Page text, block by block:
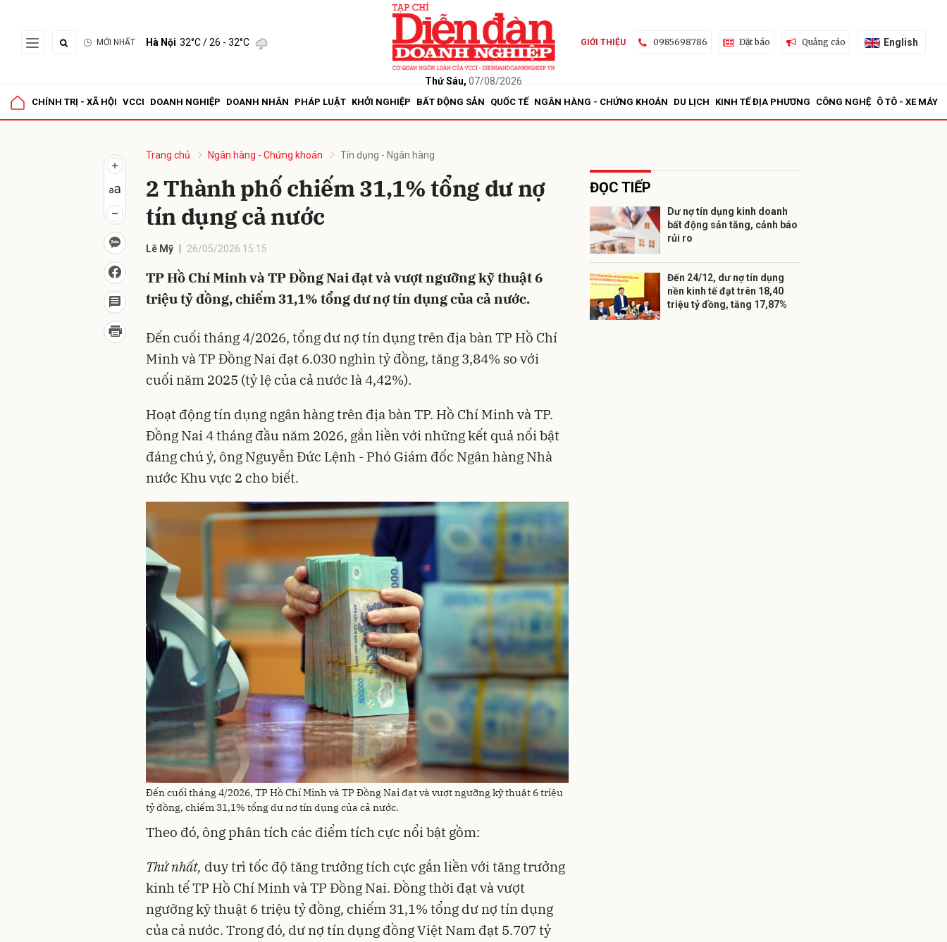
MỚI NHẤT Hà Nội 32°C/ 26 - 32°C
Thứ Sáu, 07/08/2026
GIỚI THIỆU 0985698786 Đặt báo Quảng cáo English
CHÍNH TRỊ - XÃ HỘI VCCI DOANH NGHIỆP DOANH NHÂN PHÁP LUẬT KHỞI NGHIỆP BẤT ĐỘNG SẢN QUỐC TẾ NGÂN HÀNG - CHỨNG KHOÁN DU LỊCH KINH TẾ ĐỊA PHƯƠNG CÔNG NGHỆ Ô TÔ - XE MÁY
Trang chủ Ngân hàng - Chứng khoán Tín dụng - Ngân hàng
2 Thành phố chiếm 31,1% tổng dư nợ
tín dụng cả nước
Lê Mỹ 26/05/2026 15:15
TP Hồ Chí Minh và TP Đồng Nai đạt và vượt ngưỡng kỹ thuật 6
triệu tỷ đồng, chiếm 31,1% tổng dư nợ tín dụng của cả nước.
Đến cuối tháng 4/2026, tổng dư nợ tín dụng trên địa bàn TP Hồ Chí
Minh và TP Đồng Nai đạt 6.030 nghìn tỷ đồng, tăng 3,84% so với
cuối năm 2025 (tỷ lệ của cả nước là 4,42%).
Hoạt động tín dụng ngân hàng trên địa bàn TP. Hồ Chí Minh và TP.
Đồng Nai 4 tháng đầu năm 2026, gắn liền với những kết quả nổi bật
đáng chú ý, ông Nguyễn Đức Lệnh - Phó Giám đốc Ngân hàng Nhà
nước Khu vực 2 cho biết.
Đến cuối tháng 4/2026, TP Hồ Chí Minh và TP Đồng Nai đạt và vượt ngưỡng kỹ thuật 6 triệu
tỷ đồng, chiếm 31,1% tổng dư nợ tín dụng của cả nước.
Theo đó, ông phân tích các điểm tích cực nổi bật gồm:
Thứ nhất, duy trì tốc độ tăng trưởng tích cực gắn liền với tăng trưởng
kinh tế TP Hồ Chí Minh và TP Đồng Nai. Đồng thời đạt và vượt
ngưỡng kỹ thuật 6 triệu tỷ đồng, chiếm 31,1% tổng dư nợ tín dụng
của cả nước. Trong đó, dư nợ tín dụng đồng Việt Nam đạt 5.707 tỷ
ĐỌC TIẾP
Dư nợ tín dụng kinh doanh
bất động sản tăng, cảnh báo
rủi ro
Đến 24/12, dư nợ tín dụng
nền kinh tế đạt trên 18,40
triệu tỷ đồng, tăng 17,87%
Gửi